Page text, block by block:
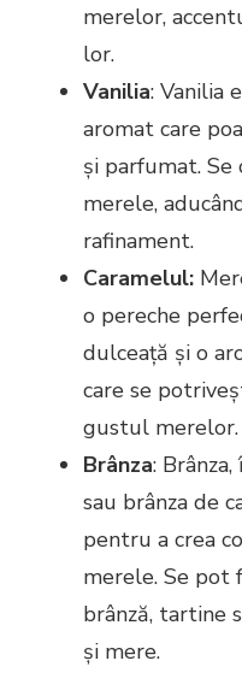
merelor,
lor.
Vanilia: Vanilia
aromat care
și parfumat. Se
merele,
rafinament.
Caramelul:
o pereche
dulceață și o
care se
gustul merelor.
Brânza:
sau brânza de
pentru a crea
merele. Se pot
brânză, tartine
și mere.